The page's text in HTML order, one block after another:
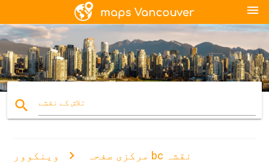
menu
search تلاش کے نقشے
مرکزی صفحہ وینکوور bc نقشہ